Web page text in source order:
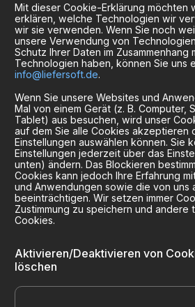
Mit dieser Cookie-Erklärung möchten
erklären, welche Technologien wir
wir sie verwenden. Wenn Sie noch
unsere Verwendung von
Schutz Ihrer Daten im Zusammenhang
Technologien haben, können Sie uns
info@liefersoft.de.
Wenn Sie unsere Websites und
Mal von einem Gerät (z. B. Computer,
Tablet) aus besuchen, wird unser
auf dem Sie alle Cookies akzeptieren
Einstellungen auswählen können. Sie
Einstellungen jederzeit über das
unten) ändern. Das Blockieren
Cookies kann jedoch Ihre Erfahrung
und Anwendungen sowie die von uns
beeinträchtigen. Wir setzen immer
Zustimmung zu speichern und
Cookies.
Aktivieren/Deaktivieren von
löschen